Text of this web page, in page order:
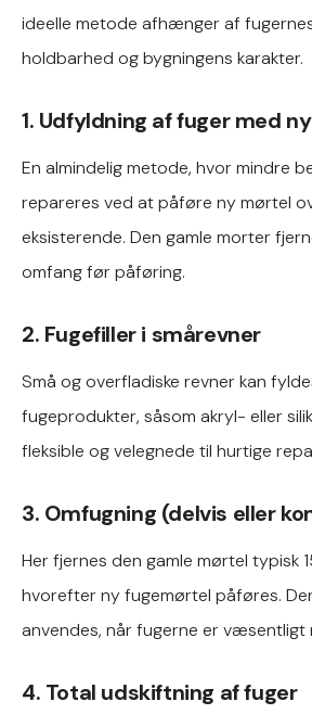
ideelle metode afhænger af
holdbarhed og bygningens karakter.
1. Udfyldning af fuger med
En almindelig metode, hvor mindre
repareres ved at påføre ny mørtel
eksisterende. Den gamle morter
omfang før påføring.
2. Fugefiller i smårevner
Små og overfladiske revner kan
fugeprodukter, såsom akryl- eller
fleksible og velegnede til hurtige
3. Omfugning (delvis eller
Her fjernes den gamle mørtel typisk
hvorefter ny fugemørtel påføres.
anvendes, når fugerne er væsentligt
4. Total udskiftning af fuger